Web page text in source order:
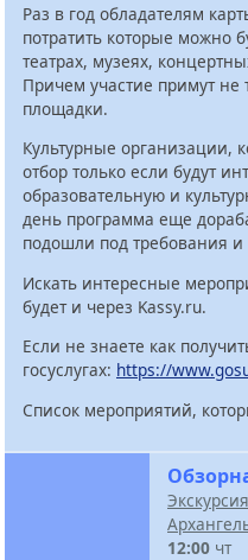
Раз в год обладателям
потратить которые можно
театрах, музеях,
Причем участие примут не
площадки.
Культурные организации,
отбор только если будут
образовательную и
день программа еще
подошли под требования и
Искать интересные
будет и через Kassy.ru.
Если не знаете как
госуслугах: https://
Список мероприятий,
Экскурсия
12:00 чт